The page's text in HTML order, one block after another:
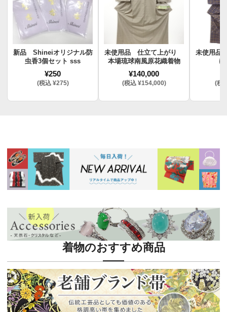
新品 Shineiオリジナル防
虫香3個セット sss
¥250
(税込 ¥275)
未使用品 仕立て上がり
本場琉球南風原花織着物
¥140,000
(税込 ¥154,000)
未使用品
(税
着物のおすすめ商品